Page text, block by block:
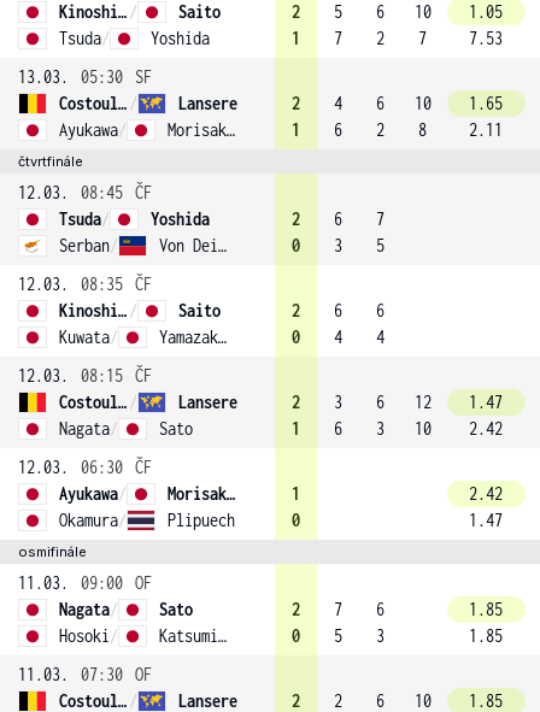
Kinoshita /
Saito
Tsuda/ Yoshida
2
1
5
7
6
2
10
7
1.05
7.53
13.03.
05:30
SF
Costoulas /
Lansere
Ayukawa/ Morisaki (3)
2
1
4
6
6
2
10
8
1.65
2.11
čtvrtfinále
12.03. 08:45 ČF
Tsuda/
Yoshida
Serban/ Von Deichmann
2
0
6
3
7
5
12.03.
08:35 ČF
Kinoshita /
Saito
Kuwata/ Yamazaki (4)
2
0
6
4
6
4
12.03.
08:15 ČF
Costoulas /
Lansere
Nagata/ Sato
2
1
3
6
6
3
12
10
1.47
2.42
12.03.
06:30 ČF
Ayukawa/
Morisaki (3)
Okamura/ Plipuech
1
0
2.42
1.47
osmifinále
11.03. 09:00 OF
Nagata/
Sato
Hosoki / Katsumi (1)
2
0
7
5
6
3
1.85
1.85
11.03.
07:30 OF
Costoulas /
Lansere
2
2
6
10
1.85